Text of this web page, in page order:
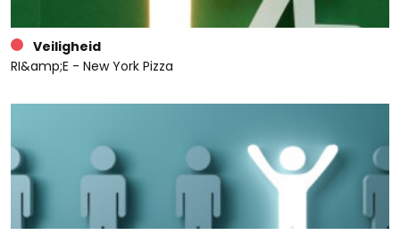
Veiligheid
RI&amp;E - New York Pizza